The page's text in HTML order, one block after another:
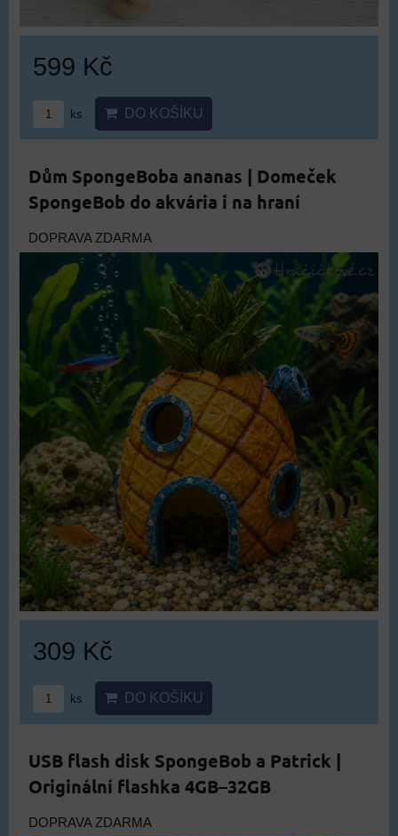
599 Kč
ks DO KOŠÍKU
Dům SpongeBoba ananas | Domeček
SpongeBob do akvária i na hraní
DOPRAVA ZDARMA
309 Kč
ks DO KOŠÍKU
USB flash disk SpongeBob a Patrick |
Originální flashka 4GB–32GB
DOPRAVA ZDARMA